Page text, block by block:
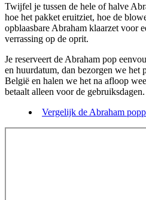
Twijfel je tussen de hele of halve
hoe het pakket eruitziet, hoe de
opblaasbare Abraham klaarzet voor
verrassing op de oprit.
Je reserveert de Abraham pop
en huurdatum, dan bezorgen we het
België en halen we het na afloop
betaalt alleen voor de gebruiksdagen.
Vergelijk de Abraham